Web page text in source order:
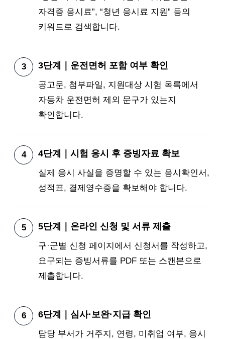
자격증 응시료”, “청년 응시료 지원” 등의
키워드로 검색합니다.
3단계｜운전면허 포함 여부 확인
공고문, 첨부파일, 지원대상 시험 목록에서
자동차 운전면허 제외 문구가 있는지
확인합니다.
4단계｜시험 응시 후 증빙자료 확보
실제 응시 사실을 증명할 수 있는 응시확인서,
성적표, 결제영수증을 확보해야 합니다.
5단계｜온라인 신청 및 서류 제출
구·군별 신청 페이지에서 신청서를 작성하고,
요구되는 증빙서류를 PDF 또는 스캔본으로
제출합니다.
6단계｜심사·보완·지급 확인
담당 부서가 거주지, 연령, 미취업 여부, 응시